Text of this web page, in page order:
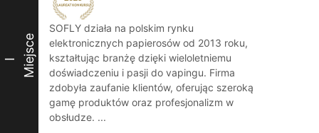
I Miejsce
SOFLY działa na polskim rynku
elektronicznych papierosów od 2013 roku,
kształtując branżę dzięki wieloletniemu
doświadczeniu i pasji do vapingu. Firma
zdobyła zaufanie klientów, oferując szeroką
gamę produktów oraz profesjonalizm w
obsłudze. ...